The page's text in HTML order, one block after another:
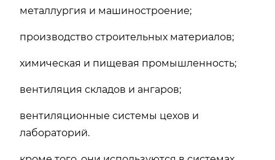
металлургия и машиностроение;
производство строительных материалов;
химическая и пищевая промышленность;
вентиляция складов и ангаров;
вентиляционные системы цехов и
лабораторий.